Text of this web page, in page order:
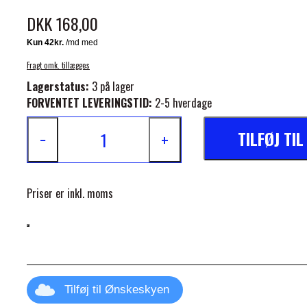
DKK 168,00
Fragt omk. tillægges
Lagerstatus: 3 på lager
FORVENTET LEVERINGSTID: 2-5 hverdage
− + TILFØJ
Priser er inkl. moms
Tilføj til Ønskeskyen